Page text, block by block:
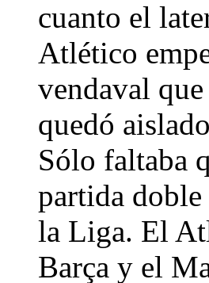
cuanto el
Atlético
vendaval
quedó
Sólo faltaba
partida
la Liga. El
Barça y el